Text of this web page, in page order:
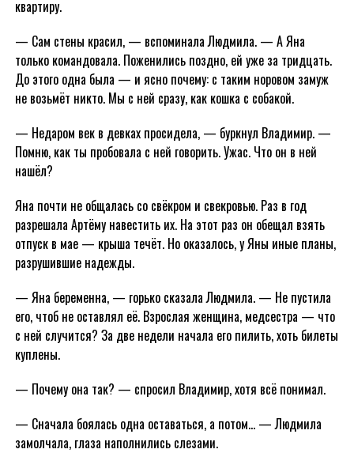
квартиру.
— Сам стены красил, — вспоминала Людмила. — А Яна
только командовала. Поженились поздно, ей уже за тридцать.
До этого одна была — и ясно почему: с таким норовом замуж
не возьмёт никто. Мы с ней сразу, как кошка с собакой.
— Недаром век в девках просидела, — буркнул Владимир. —
Помню, как ты пробовала с ней говорить. Ужас. Что он в ней
нашёл?
Яна почти не общалась со свёкром и свекровью. Раз в год
разрешала Артёму навестить их. На этот раз он обещал взять
отпуск в мае — крыша течёт. Но оказалось, у Яны иные планы,
разрушившие надежды.
— Яна беременна, — горько сказала Людмила. — Не пустила
его, чтоб не оставлял её. Взрослая женщина, медсестра — что
с ней случится? За две недели начала его пилить, хоть билеты
куплены.
— Почему она так? — спросил Владимир, хотя всё понимал.
— Сначала боялась одна оставаться, а потом… — Людмила
замолчала, глаза наполнились слезами.